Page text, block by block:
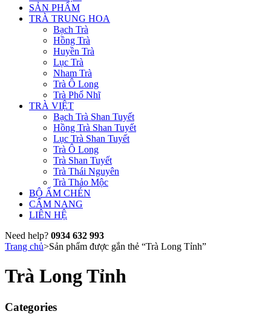
SẢN PHẨM
TRÀ TRUNG HOA
Bạch Trà
Hồng Trà
Huyền Trà
Lục Trà
Nham Trà
Trà Ô Long
Trà Phổ Nhĩ
TRÀ VIỆT
Bạch Trà Shan Tuyết
Hồng Trà Shan Tuyết
Lục Trà Shan Tuyết
Trà Ô Long
Trà Shan Tuyết
Trà Thái Nguyên
Trà Thảo Mộc
BỘ ẤM CHÉN
CẨM NANG
LIÊN HỆ
Need help? 0934 632 993
Trang chủ>Sản phẩm được gắn thẻ “Trà Long Tỉnh”
Trà Long Tỉnh
Categories